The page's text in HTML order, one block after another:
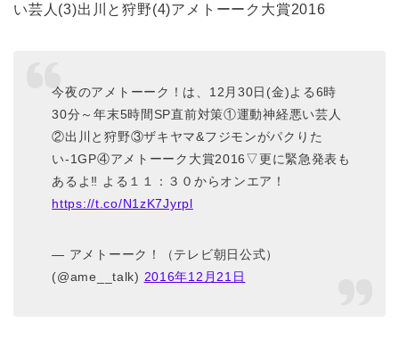
い芸人(3)出川と狩野(4)アメトーーク大賞2016
今夜のアメトーーク！は、12月30日(金)よる6時
30分～年末5時間SP直前対策①運動神経悪い芸人
②出川と狩野③ザキヤマ&フジモンがパクりた
い-1GP④アメトーーク大賞2016▽更に緊急発表も
あるよ‼︎ よる１１：３０からオンエア！
https://t.co/N1zK7Jyrpl
— アメトーーク！（テレビ朝日公式）
(@ame__talk) 2016年12月21日